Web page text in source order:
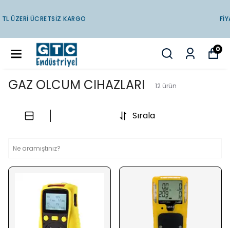
FIYATLARIMIZA KDV DAHILDIR
0
GAZ OLCUM CIHAZLARI 12 ürün
Sırala